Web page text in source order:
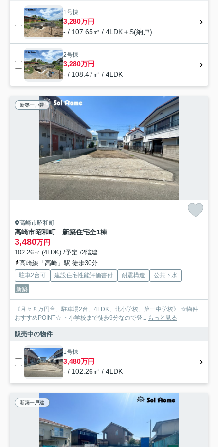
1号棟
3,280万円
- / 107.65㎡ / 4LDK＋S(納戸)
2号棟
3,280万円
- / 108.47㎡ / 4LDK
新築一戸建
高崎市昭和町
高崎市昭和町 新築住宅全1棟
3,480万円
102.26㎡ (4LDK) /予定 /2階建
高崎線「高崎」駅 徒歩30分
駐車2台可 建設住宅性能評価書付 耐震構造
公共下水
新築
《月々８万円台、駐車場2台、4LDK、北小学校、第一中学校》 ☆物件
おすすめPOINT☆ ・小学校まで徒歩9分なので登... もっと見る
販売中の物件
1号棟
3,480万円
- / 102.26㎡ / 4LDK
新築一戸建